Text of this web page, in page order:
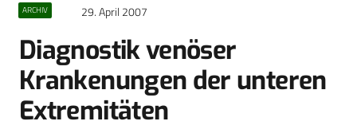
ARCHIV 29. April 2007
Diagnostik venöser
Krankenungen der unteren
Extremitäten